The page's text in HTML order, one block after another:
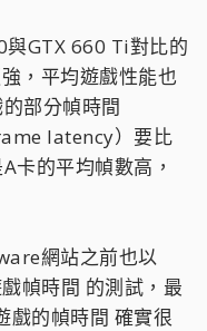
GTX 660 Ti對比的
，平均遊戲性能也
部分幀時間
latency）要比
卡的平均幀數高，
網站之前也以
幀時間 ​​的測試，最
戲的幀時間 ​​確實很